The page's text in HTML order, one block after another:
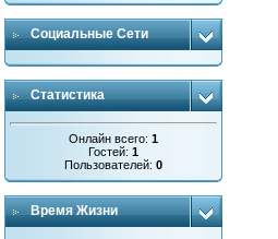
Социальные Сети
Статистика
Онлайн всего:1
Гостей:1
Пользователей:0
Время Жизни